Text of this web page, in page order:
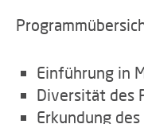
Einführung in
Diversität des
Erkundung